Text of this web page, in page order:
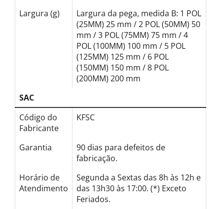
Largura (g)
Largura da pega, medida B: 1 POL
(25MM) 25 mm / 2 POL (50MM) 50
mm / 3 POL (75MM) 75 mm / 4
POL (100MM) 100 mm / 5 POL
(125MM) 125 mm / 6 POL
(150MM) 150 mm / 8 POL
(200MM) 200 mm
SAC
Código do
Fabricante
KFSC
Garantia
90 dias para defeitos de
fabricação.
Horário de
Atendimento
Segunda a Sextas das 8h às 12h e
das 13h30 às 17:00. (*) Exceto
Feriados.